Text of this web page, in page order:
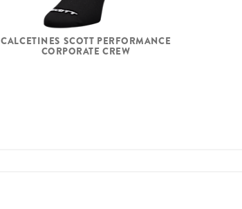
CALCETINES SCOTT PERFORMANCE
CORPORATE CREW